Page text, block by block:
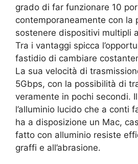
grado di far funzionare 10
contemporaneamente con la
sostenere dispositivi multipli
Tra i vantaggi spicca
fastidio di cambiare
La sua velocità di
5Gbps, con la possibilità di
veramente in pochi secondi.
l’alluminio lucido che a conti
ha a disposizione un Mac,
fatto con alluminio resiste
graffi e all’abrasione.